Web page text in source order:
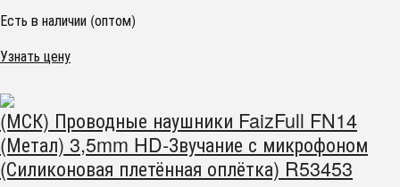
Есть в наличии (оптом)
Узнать цену
(МСК) Проводные наушники FaizFull FN14
(Метал) 3,5mm HD-Звучание с микрофоном
(Силиконовая плетённая оплётка) R53453